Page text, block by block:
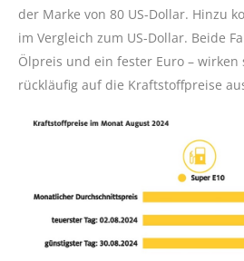
der Marke von 80 US-Dollar. Hinzu
im Vergleich zum US-Dollar. Beide
Ölpreis und ein fester Euro – wirken
rückläufig auf die Kraftstoffpreise